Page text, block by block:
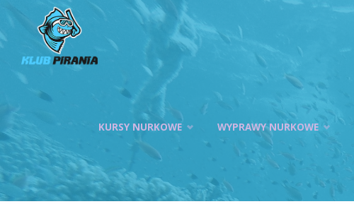
WROCŁAW |
KURSY
NURKOWANIA,
HOKEJ
PODWODNY
Przejdź
treści
KURSY NURKOWE WYPRAWY NURKOWE